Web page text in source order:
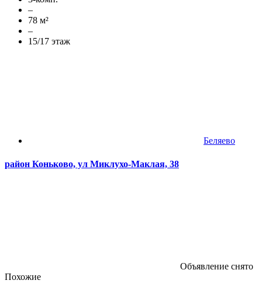
–
78 м²
–
15/17 этаж
Беляево
район Коньково, ул Миклухо-Маклая, 38
Объявление снято
Похожие